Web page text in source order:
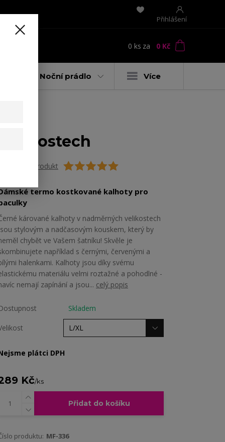
Přihlášení
0 ks za 0 Kč
Noční prádlo Více
Ohodnotit produkt
termo kostkované kalhoty pro
kárované kalhoty v nadměrných velikostech
stylovým a nadčasovým kouskem, který by
chybět ve Vašem šatníku! Skvěle je
například s černými, červenými a
halenkami. Kalhoty jsou díky svému
materiálu velmi roztažné a pohodlné -
nemají zapínání a jsou... celý popis
Skladem
plátci DPH
Kč/ks
Přidat do košíku
produktu: MF-336